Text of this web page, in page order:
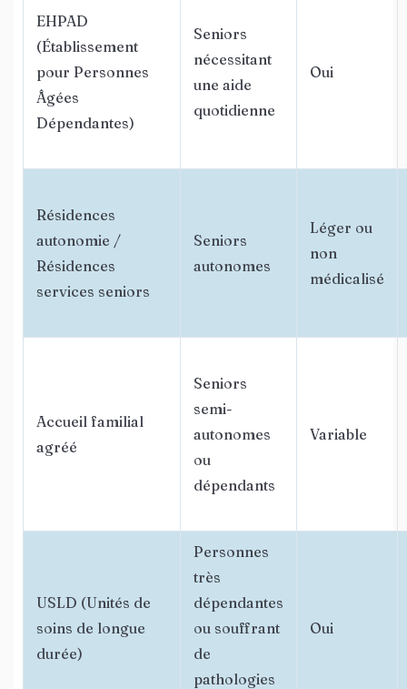
EHPAD
(Établissement
pour Personnes
Âgées
Dépendantes)
Seniors
nécessitant
une aide
quotidienne
Oui
Résidences
autonomie /
Résidences
services seniors
Seniors
autonomes
Léger ou
non
médicalisé
Accueil familial
agréé
Seniors
semi-
autonomes
ou
dépendants
Variable
USLD (Unités de
soins de longue
durée)
Personnes
très
dépendantes
ou souffrant
de
pathologies
Oui